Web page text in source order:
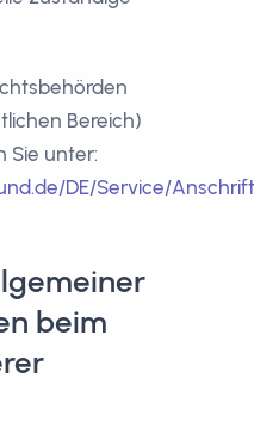
Bereich)
Sie unter:
DE/Service/
beim